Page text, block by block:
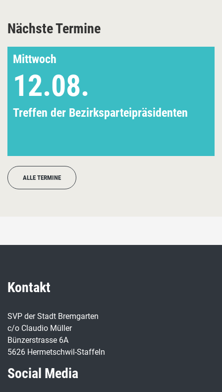
Nächste Termine
Mittwoch
12.08.
Treffen der Bezirksparteipräsidenten
ALLE TERMINE
Kontakt
SVP der Stadt Bremgarten
c/o Claudio Müller
Bünzerstrasse 6A
5626 Hermetschwil-Staffeln
Social Media